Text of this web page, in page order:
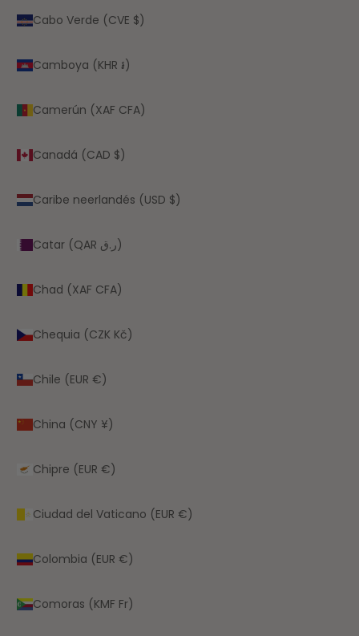
Cabo Verde (CVE $)
Camboya (KHR ៛)
Camerún (XAF CFA)
Canadá (CAD $)
Caribe neerlandés (USD $)
Catar (QAR ر.ق)
Chad (XAF CFA)
Chequia (CZK Kč)
Chile (EUR €)
China (CNY ¥)
Chipre (EUR €)
Ciudad del Vaticano (EUR €)
Colombia (EUR €)
Comoras (KMF Fr)